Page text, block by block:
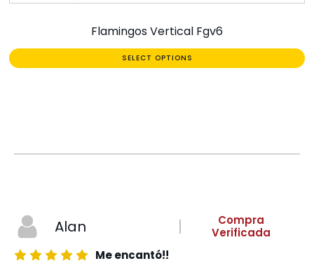
Flamingos Vertical Fgv6
SELECT OPTIONS
Alan
Compra
Verificada
Me encantó!!